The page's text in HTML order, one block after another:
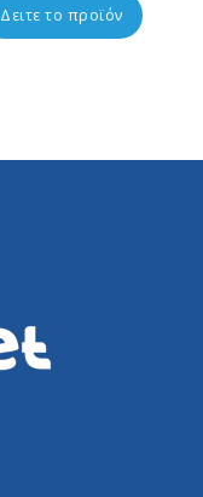
Δειτε το προϊόν